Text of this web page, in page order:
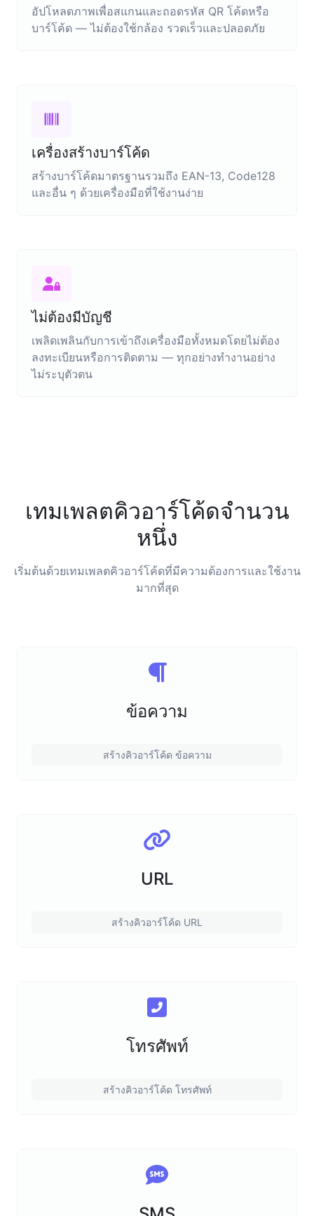
อัปโหลดภาพเพื่อสแกนและถอดรหัส QR โค้ดหรือ
บาร์โค้ด — ไม่ต้องใช้กล้อง รวดเร็วและปลอดภัย
เครื่องสร้างบาร์โค้ด
สร้างบาร์โค้ดมาตรฐานรวมถึง EAN-13, Code128
และอื่น ๆ ด้วยเครื่องมือที่ใช้งานง่าย
ไม่ต้องมีบัญชี
เพลิดเพลินกับการเข้าถึงเครื่องมือทั้งหมดโดยไม่ต้อง
ลงทะเบียนหรือการติดตาม — ทุกอย่างทำงานอย่าง
ไม่ระบุตัวตน
เทมเพลตคิวอาร์โค้ดจำนวน
หนึ่ง
เริ่มต้นด้วยเทมเพลตคิวอาร์โค้ดที่มีความต้องการและใช้งาน
มากที่สุด
ข้อความ
สร้างคิวอาร์โค้ด ข้อความ
URL
สร้างคิวอาร์โค้ด URL
โทรศัพท์
สร้างคิวอาร์โค้ด โทรศัพท์